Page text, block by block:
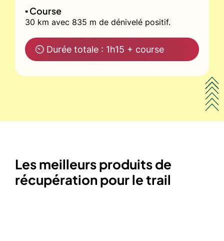
▪️ Course
30 km avec 835 m de dénivelé positif.
⏲ Durée totale : 1h15 + course
Les meilleurs produits de
récupération pour le trail